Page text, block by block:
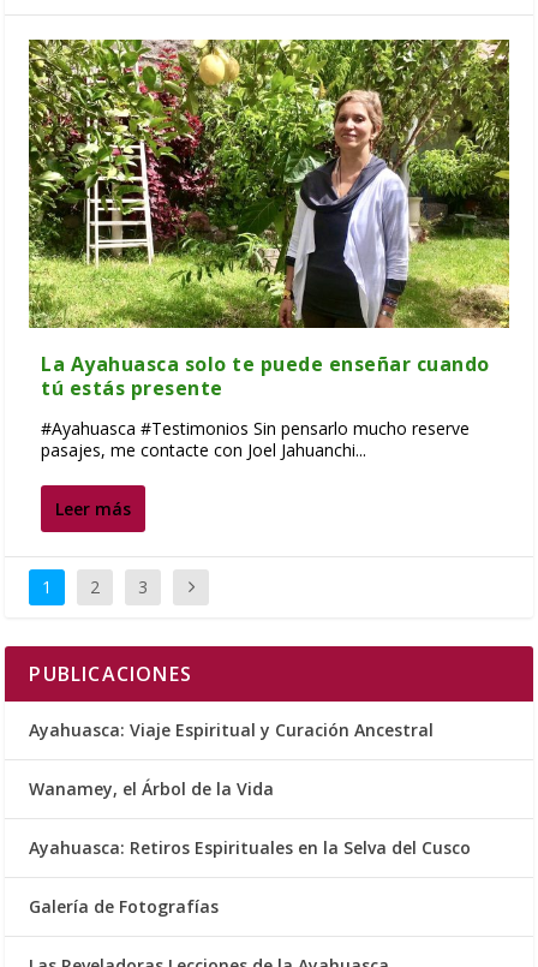
La Ayahuasca solo te puede enseñar cuando
tú estás presente
#Ayahuasca #Testimonios Sin pensarlo mucho reserve
pasajes, me contacte con Joel Jahuanchi...
Leer más
1 2 3
PUBLICACIONES
Ayahuasca: Viaje Espiritual y Curación Ancestral
Wanamey, el Árbol de la Vida
Ayahuasca: Retiros Espirituales en la Selva del Cusco
Galería de Fotografías